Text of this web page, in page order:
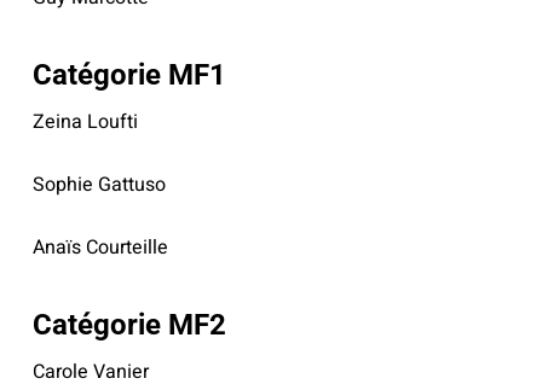
Catégorie MF1
Zeina Loufti
Sophie Gattuso
Anaïs Courteille
Catégorie MF2
Carole Vanier